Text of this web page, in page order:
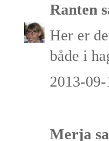
Ranten
Her er
både i
2013-
Merja